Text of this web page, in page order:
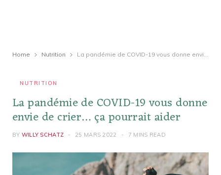
Home Nutrition La pandémie de COVID-19 vous donne envie de crier… ça pourrait aider
NUTRITION
La pandémie de COVID-19 vous donne
envie de crier… ça pourrait aider
BY WILLY SCHATZ 25 MARS 2022 7 MINS READ